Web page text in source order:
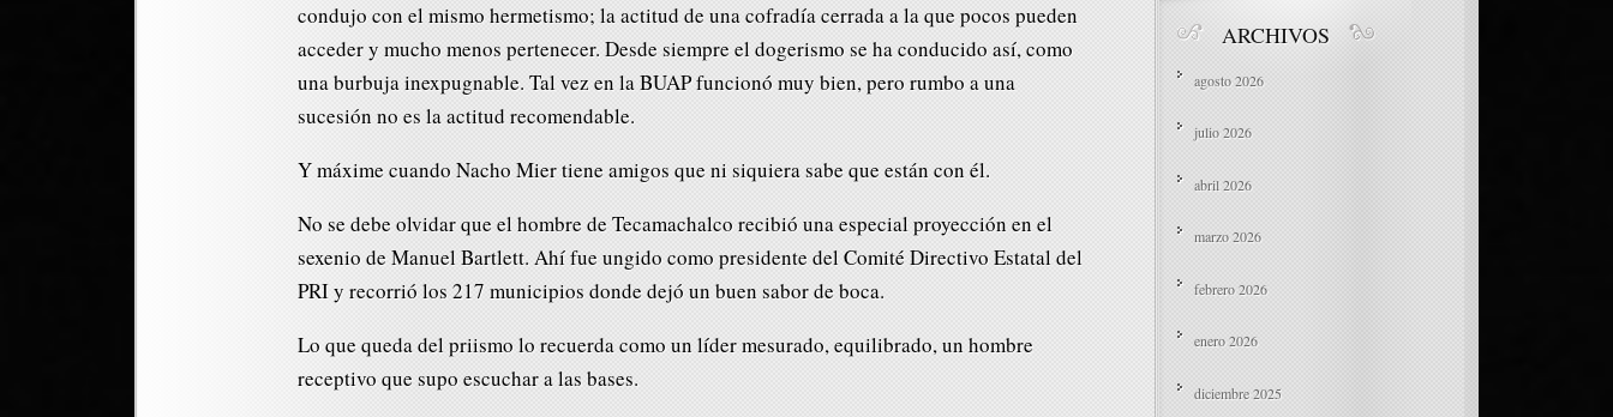
condujo con el mismo hermetismo; la actitud de una cofradía cerrada a la que pocos pueden
acceder y mucho menos pertenecer. Desde siempre el dogerismo se ha conducido así, como
una burbuja inexpugnable. Tal vez en la BUAP funcionó muy bien, pero rumbo a una
sucesión no es la actitud recomendable.
Y máxime cuando Nacho Mier tiene amigos que ni siquiera sabe que están con él.
No se debe olvidar que el hombre de Tecamachalco recibió una especial proyección en el
sexenio de Manuel Bartlett. Ahí fue ungido como presidente del Comité Directivo Estatal del
PRI y recorrió los 217 municipios donde dejó un buen sabor de boca.
Lo que queda del priismo lo recuerda como un líder mesurado, equilibrado, un hombre
receptivo que supo escuchar a las bases.
ARCHIVOS
agosto 2026
julio 2026
abril 2026
marzo 2026
febrero 2026
enero 2026
diciembre 2025